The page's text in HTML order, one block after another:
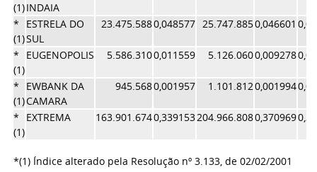
(1)INDAIA
*
(1)
ESTRELA DO
SUL
23.475.5880,048577 25.747.8850,046601
*
(1)
EUGENOPOLIS 5.586.3100,011559 5.126.0600,009278
*
(1)
EWBANK DA
CAMARA
945.5680,001957 1.101.8120,001994
*
(1)
EXTREMA 163.901.6740,339153204.966.8080,370969
*(1) Índice alterado pela Resolução nº 3.133, de 02/02/2001